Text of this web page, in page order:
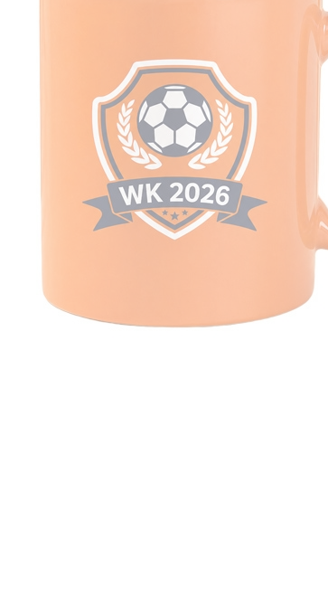
image
image
image
image
image